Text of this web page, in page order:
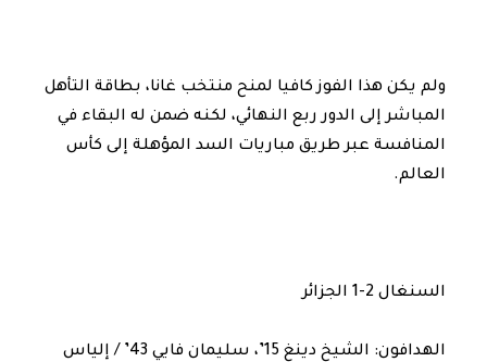
ولم يكن هذا الفوز كافيا لمنح منتخب غانا، بطاقة التأهل
المباشر إلى الدور ربع النهائي، لكنه ضمن له البقاء في
المنافسة عبر طريق مباريات السد المؤهلة إلى كأس
العالم.
السنغال 2-1 الجزائر
الهدافون: الشيخ دينغ 15’، سليمان فايي 43’ / إلياس